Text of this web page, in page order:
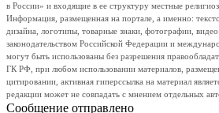
в России» и входящие в ее структуру местные
Информация, размещенная на портале, а именно:
дизайна, логотипы, товарные знаки, фотографии,
законодательством Российской Федерации и
могут быть использованы без разрешения
ГК РФ, при любом использовании материалов,
цитировании, активная гиперссылка на материал
редакции может не совпадать с мнением отдельных
Сообщение отправлено